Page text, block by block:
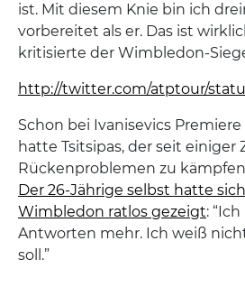
ist. Mit diesem Knie bin ich
vorbereitet als er. Das ist
kritisierte der Wimbledon-
http://twitter.com/atptour/
Schon bei Ivanisevics
hatte Tsitsipas, der seit einiger
Rückenproblemen zu
Der 26-Jährige selbst hatte
Wimbledon ratlos gezeigt:
Antworten mehr. Ich weiß
soll.”